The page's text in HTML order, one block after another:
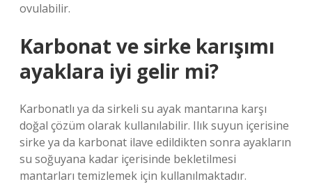
ovulabilir.
Karbonat ve sirke karışımı
ayaklara iyi gelir mi?
Karbonatlı ya da sirkeli su ayak mantarına karşı
doğal çözüm olarak kullanılabilir. Ilık suyun içerisine
sirke ya da karbonat ilave edildikten sonra ayakların
su soğuyana kadar içerisinde bekletilmesi
mantarları temizlemek için kullanılmaktadır.